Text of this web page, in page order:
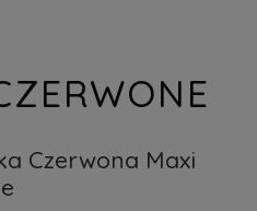
Czerwona Maxi